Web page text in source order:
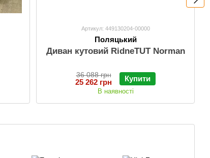
Артикул: 449130204-00000
Поляцький
Диван кутовий RidneTUT Norman
36 088 грн
25 262 грн Купити
В наявності